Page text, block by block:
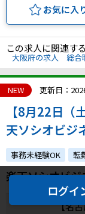
お気に入
この求人に関連す
大阪府の求人 総合
NEW 更新日：
【8月22日
天ソシオビジ
例子会社◎障
できます）
事務未経験OK 転
楽天ソシオビ
【名
ログイ